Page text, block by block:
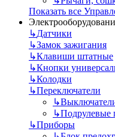
Показать все
↳Датчики
↳Замок зажигания
↳Клавиши штатные
↳Кнопки
↳Колодки
↳Переключатели
↳
↳Подрулевые
↳Приборы